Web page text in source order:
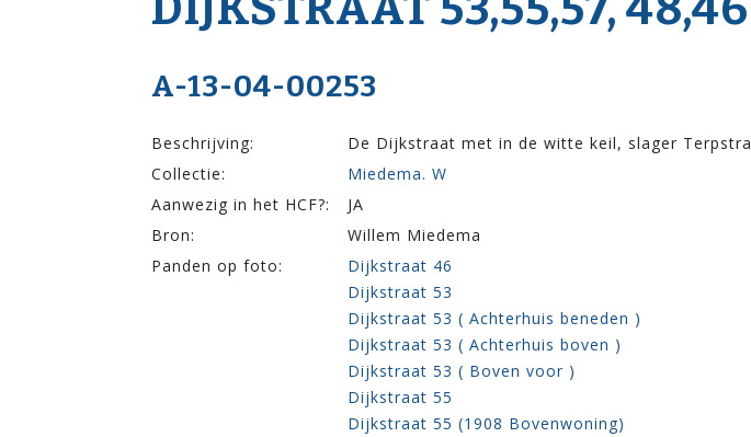
A-13-04-00253
Beschrijving:
De Dijkstraat met in de witte keil, slager Terpstra
Collectie:
Miedema. W
Aanwezig in het HCF?:
JA
Bron:
Willem Miedema
Panden op foto:
Dijkstraat 46
Dijkstraat 53
Dijkstraat 53 ( Achterhuis beneden )
Dijkstraat 53 ( Achterhuis boven )
Dijkstraat 53 ( Boven voor )
Dijkstraat 55
Dijkstraat 55 (1908 Bovenwoning)